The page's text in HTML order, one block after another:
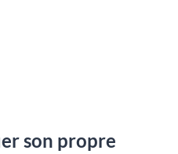
son propre